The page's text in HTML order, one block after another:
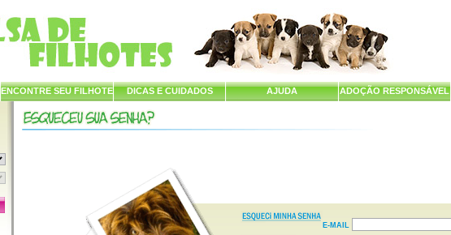
ENCONTRE SEU FILHOTE DICAS E CUIDADOS AJUDA ADOÇÃO RESPONSÁVEL
E-MAIL